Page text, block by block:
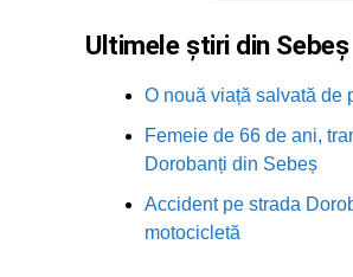
Ultimele știri din Sebeș
O nouă viață salvată de
Femeie de 66 de ani,
Dorobanți din Sebeș
Accident pe strada
motocicletă